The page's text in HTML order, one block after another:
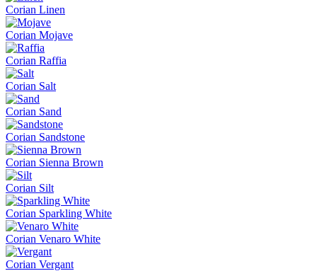
Corian Linen
Corian Mojave
Corian Raffia
Corian Salt
Corian Sand
Corian Sandstone
Corian Sienna Brown
Corian Silt
Corian Sparkling White
Corian Venaro White
Corian Vergant